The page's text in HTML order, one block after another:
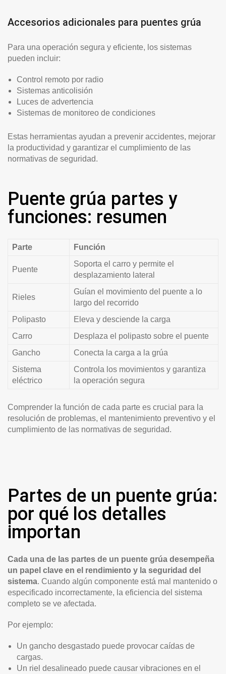
Accesorios adicionales para puentes grúa
Para una operación segura y eficiente, los sistemas
pueden incluir:
Control remoto por radio
Sistemas anticolisión
Luces de advertencia
Sistemas de monitoreo de condiciones
Estas herramientas ayudan a prevenir accidentes, mejorar
la productividad y garantizar el cumplimiento de las
normativas de seguridad.
Puente grúa partes y
funciones: resumen
Parte Función
Puente
Soporta el carro y permite el
desplazamiento lateral
Rieles
Guían el movimiento del puente a lo
largo del recorrido
Polipasto
Eleva y desciende la carga
Carro
Desplaza el polipasto sobre el puente
Gancho
Conecta la carga a la grúa
Sistema
eléctrico
Controla los movimientos y garantiza
la operación segura
Comprender la función de cada parte es crucial para la
resolución de problemas, el mantenimiento preventivo y el
cumplimiento de las normativas de seguridad.
Partes de un puente grúa:
por qué los detalles
importan
Cada una de las partes de un puente grúa desempeña
un papel clave en el rendimiento y la seguridad del
sistema. Cuando algún componente está mal mantenido o
especificado incorrectamente, la eficiencia del sistema
completo se ve afectada.
Por ejemplo:
Un gancho desgastado puede provocar caídas de
cargas.
Un riel desalineado puede causar vibraciones en el